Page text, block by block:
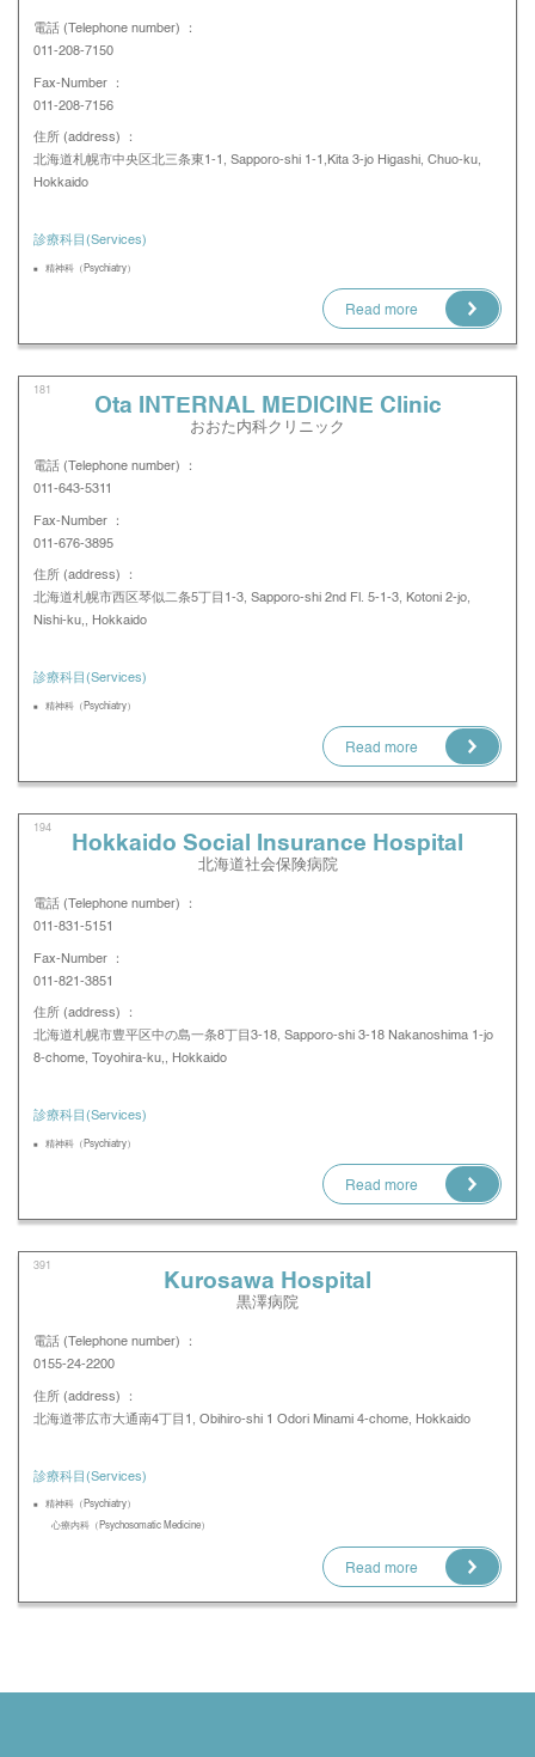
電話 (Telephone number) ：
011-208-7150
Fax-Number ：
011-208-7156
住所 (address) ：
北海道札幌市中央区北三条東1-1, Sapporo-shi 1-1,Kita 3-jo Higashi, Chuo-ku,
Hokkaido
診療科目(Services)
精神科（Psychiatry）
Read more
181
Ota INTERNAL MEDICINE Clinic
おおた内科クリニック
電話 (Telephone number) ：
011-643-5311
Fax-Number ：
011-676-3895
住所 (address) ：
北海道札幌市西区琴似二条5丁目1-3, Sapporo-shi 2nd Fl. 5-1-3, Kotoni 2-jo,
Nishi-ku,, Hokkaido
診療科目(Services)
精神科（Psychiatry）
Read more
194
Hokkaido Social Insurance Hospital
北海道社会保険病院
電話 (Telephone number) ：
011-831-5151
Fax-Number ：
011-821-3851
住所 (address) ：
北海道札幌市豊平区中の島一条8丁目3-18, Sapporo-shi 3-18 Nakanoshima 1-jo
8-chome, Toyohira-ku,, Hokkaido
診療科目(Services)
精神科（Psychiatry）
Read more
391
Kurosawa Hospital
黒澤病院
電話 (Telephone number) ：
0155-24-2200
住所 (address) ：
北海道帯広市大通南4丁目1, Obihiro-shi 1 Odori Minami 4-chome, Hokkaido
診療科目(Services)
精神科（Psychiatry）
心療内科（Psychosomatic Medicine）
Read more